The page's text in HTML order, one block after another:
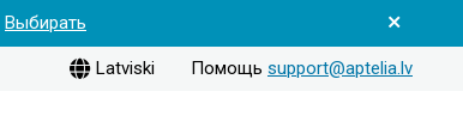
Выбирать
Latviski Помощь support@aptelia.lv